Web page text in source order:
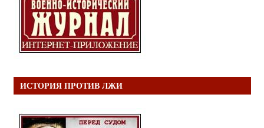
ИСТОРИЯ ПРОТИВ ЛЖИ